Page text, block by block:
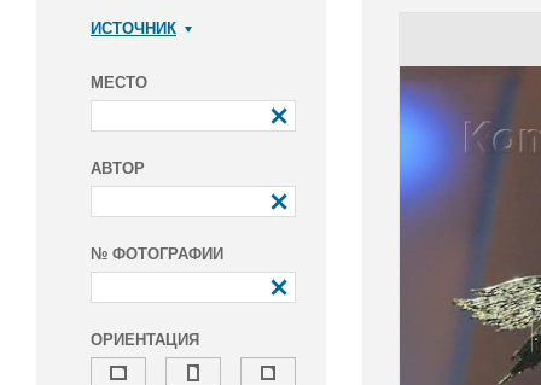
ИСТОЧНИК
МЕСТО
АВТОР
№ ФОТОГРАФИИ
ОРИЕНТАЦИЯ